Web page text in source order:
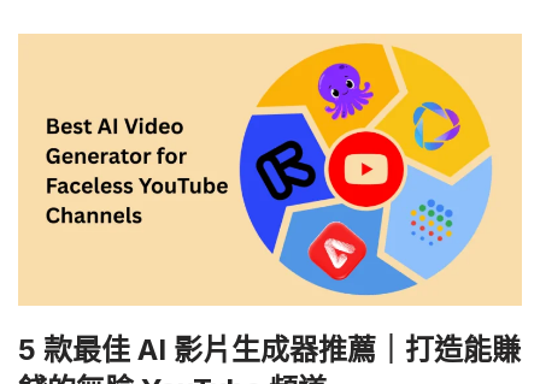
5 款最佳 AI 影片生成器推薦｜打造能賺